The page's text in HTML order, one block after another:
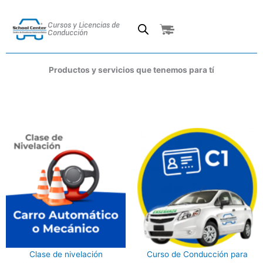
contenido
Cursos y Licencias de
Conducción
Cart
Productos y servicios que tenemos para tí
Clase de nivelación
Curso de Conducción para
Las
se